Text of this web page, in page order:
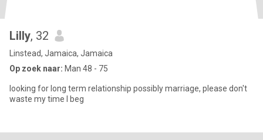
Lilly, 32
Linstead, Jamaica, Jamaica
Op zoek naar: Man 48 - 75
looking for long term relationship possibly marriage, please don't
waste my time I beg